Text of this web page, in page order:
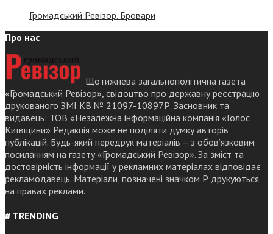
Громадський Ревізор. Бровари
Про нас
Щотижнева загальнополітична газета
«Громадський Ревізор», свідоцтво про державну реєстрацію
друкованого ЗМІ КВ № 21097-10897Р. Засновник та
видавець: ТОВ «Незалежна інформаційна компанія «Голос
Київщини» Редакція може не поділяти думку авторів
публікацій. Будь-який передрук матеріалів – з обов’язковим
посиланням на газету «Громадський Ревізор». За зміст та
достовірність інформації у рекламних матеріалах відповідає
рекламодавець. Матеріали, позначені значком Р друкуються
на правах реклами.
# TRENDING